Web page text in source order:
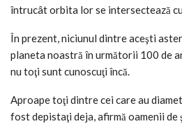
întrucât orbita lor se intersectează
În prezent, niciunul dintre aceşti
planeta noastră în următorii 100 de
nu toţi sunt cunoscuţi încă.
Aproape toţi dintre cei care au
fost depistaţi deja, afirmă oamenii de